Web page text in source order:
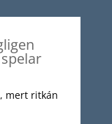
mert ritkán